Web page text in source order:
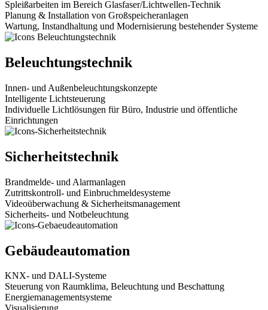
Spleißarbeiten im Bereich Glasfaser/Lichtwellen-Technik
Planung & Installation von Großspeicheranlagen
Wartung, Instandhaltung und Modernisierung bestehender Systeme
Beleuchtungstechnik
Innen- und Außenbeleuchtungskonzepte
Intelligente Lichtsteuerung
Individuelle Lichtlösungen für Büro, Industrie und öffentliche
Einrichtungen
Sicherheitstechnik
Brandmelde- und Alarmanlagen
Zutrittskontroll- und Einbruchmeldesysteme
Videoüberwachung & Sicherheitsmanagement
Sicherheits- und Notbeleuchtung
Gebäudeautomation
KNX- und DALI-Systeme
Steuerung von Raumklima, Beleuchtung und Beschattung
Energiemanagementsysteme